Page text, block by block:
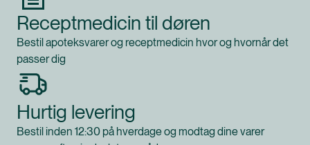
Receptmedicin til døren
Bestil apoteksvarer og receptmedicin hvor og hvornår det
passer dig
Hurtig levering
Bestil inden 12:30 på hverdage og modtag dine varer